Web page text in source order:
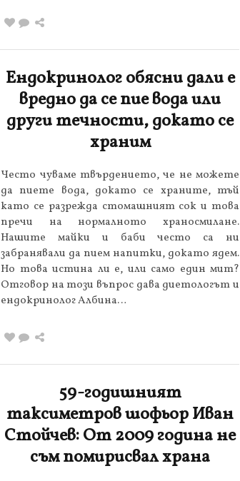
Ендокринолог обясни дали е
вредно да се пие вода или
други течности, докато се
храним
Често чуваме твърдението, че не можете
да пиете вода, докато се храните, тъй
като се разрежда стомашният сок и това
пречи на нормалното храносмилане.
Нашите майки и баби често са ни
забранявали да пием напитки, докато ядем.
Но това истина ли е, или само един мит?
Отговор на този въпрос дава диетологът и
ендокринолог Албина…
59-годишният
таксиметров шофьор Иван
Стойчев: От 2009 година не
съм помирисвал храна